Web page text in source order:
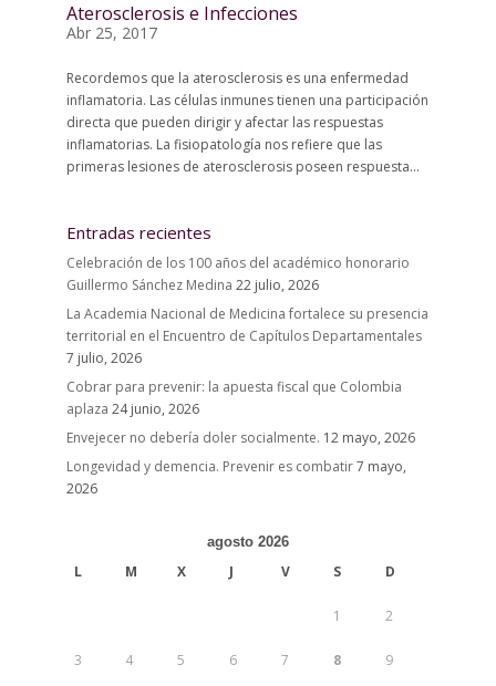
Aterosclerosis e Infecciones
Abr 25, 2017
Recordemos que la aterosclerosis es una enfermedad
inflamatoria. Las células inmunes tienen una participación
directa que pueden dirigir y afectar las respuestas
inflamatorias. La fisiopatología nos refiere que las
primeras lesiones de aterosclerosis poseen respuesta...
Entradas recientes
Celebración de los 100 años del académico honorario
Guillermo Sánchez Medina 22 julio, 2026
La Academia Nacional de Medicina fortalece su presencia
territorial en el Encuentro de Capítulos Departamentales
7 julio, 2026
Cobrar para prevenir: la apuesta fiscal que Colombia
aplaza 24 junio, 2026
Envejecer no debería doler socialmente. 12 mayo, 2026
Longevidad y demencia. Prevenir es combatir7 mayo,
2026
agosto 2026
L M X J V S D
1 2
3 4 5 6 7 8 9